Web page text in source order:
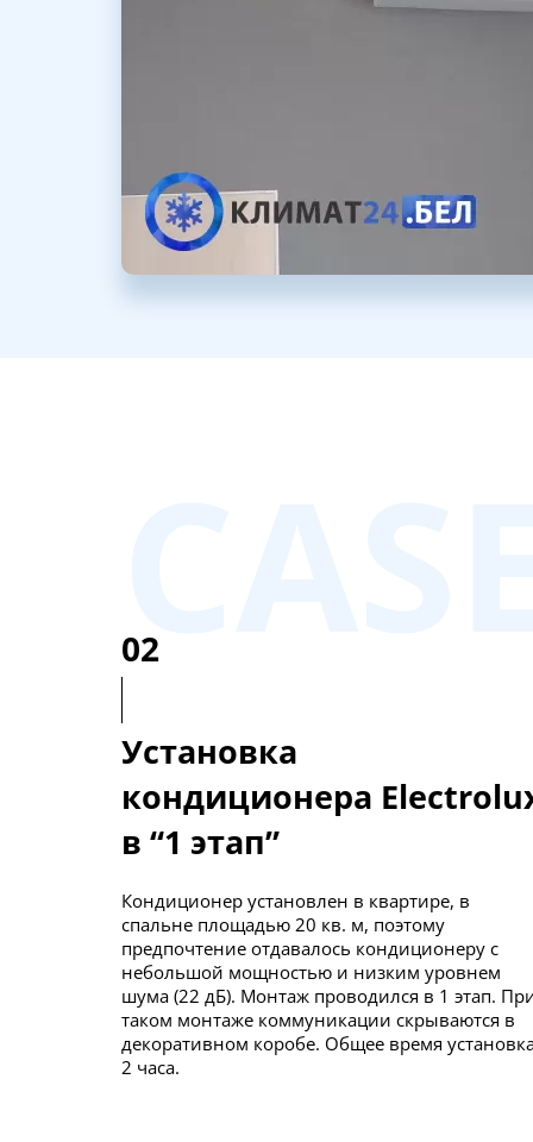
02
Установка
кондиционера
в “1 этап”
Кондиционер установлен в квартире, в
спальне площадью 20 кв. м, поэтому
предпочтение отдавалось кондиционеру с
небольшой мощностью и низким уровнем
шума (22 дБ). Монтаж проводился в 1 этап.
таком монтаже коммуникации скрываются в
декоративном коробе. Общее время
2 часа.